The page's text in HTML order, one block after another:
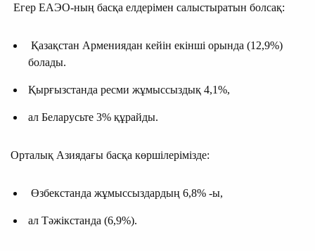
Егер ЕАЭО-ның басқа елдерімен салыстыратын болсақ:
Қазақстан Армениядан кейін екінші орында (12,9%)
болады.
Қырғызстанда ресми жұмыссыздық 4,1%,
ал Беларусьте 3% құрайды.
Орталық Азиядағы басқа көршілерімізде:
Өзбекстанда жұмыссыздардың 6,8% -ы,
ал Тәжікстанда (6,9%).